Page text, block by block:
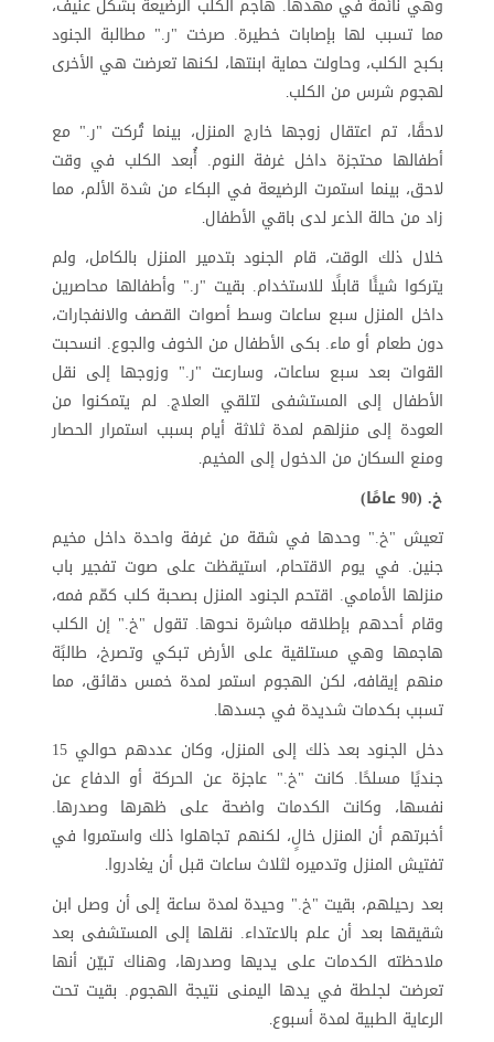
مما تسبب لها بإصابات خطيرة. صرخت "ر." مطالبة الجنود
بكبح الكلب، وحاولت حماية ابنتها، لكنها تعرضت هي الأخرى
لهجوم شرس من الكلب.
لاحقًا، تم اعتقال زوجها خارج المنزل، بينما تُركت "ر." مع
أطفالها محتجزة داخل غرفة النوم. أُبعد الكلب في وقت
لاحق، بينما استمرت الرضيعة في البكاء من شدة الألم، مما
زاد من حالة الذعر لدى باقي الأطفال.
خلال ذلك الوقت، قام الجنود بتدمير المنزل بالكامل، ولم
يتركوا شيئًا قابلًا للاستخدام. بقيت "ر." وأطفالها محاصرين
داخل المنزل سبع ساعات وسط أصوات القصف والانفجارات،
دون طعام أو ماء. بكى الأطفال من الخوف والجوع. انسحبت
القوات بعد سبع ساعات، وسارعت "ر." وزوجها إلى نقل
الأطفال إلى المستشفى لتلقي العلاج. لم يتمكنوا من
العودة إلى منزلهم لمدة ثلاثة أيام بسبب استمرار الحصار
ومنع السكان من الدخول إلى المخيم.
خ. (90 عامًا)
تعيش "خ." وحدها في شقة من غرفة واحدة داخل مخيم
جنين. في يوم الاقتحام، استيقظت على صوت تفجير باب
منزلها الأمامي. اقتحم الجنود المنزل بصحبة كلب كمّم فمه،
وقام أحدهم بإطلاقه مباشرة نحوها. تقول "خ." إن الكلب
هاجمها وهي مستلقية على الأرض تبكي وتصرخ، طالبًة
منهم إيقافه، لكن الهجوم استمر لمدة خمس دقائق، مما
تسبب بكدمات شديدة في جسدها.
دخل الجنود بعد ذلك إلى المنزل، وكان عددهم حوالي 15
جنديًا مسلحًا. كانت "خ." عاجزة عن الحركة أو الدفاع عن
نفسها، وكانت الكدمات واضحة على ظهرها وصدرها.
أخبرتهم أن المنزل خالٍ، لكنهم تجاهلوا ذلك واستمروا في
تفتيش المنزل وتدميره لثلاث ساعات قبل أن يغادروا.
بعد رحيلهم، بقيت "خ." وحيدة لمدة ساعة إلى أن وصل ابن
شقيقها بعد أن علم بالاعتداء. نقلها إلى المستشفى بعد
ملاحظته الكدمات على يديها وصدرها، وهناك تبيّن أنها
تعرضت لجلطة في يدها اليمنى نتيجة الهجوم. بقيت تحت
الرعاية الطبية لمدة أسبوع.